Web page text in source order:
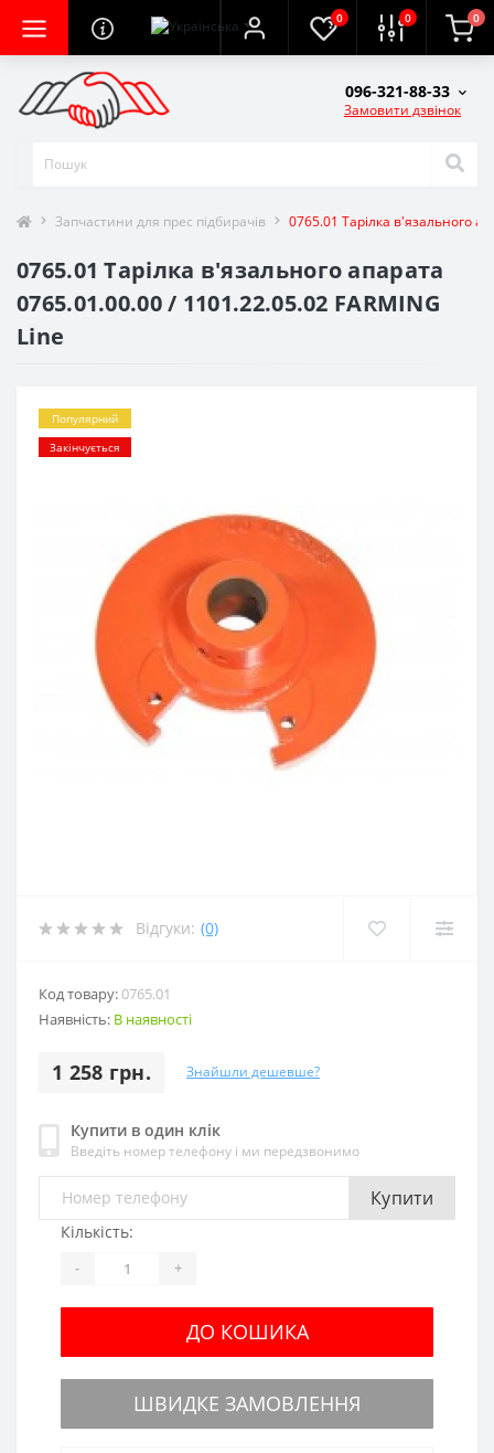
0 0 0
096-321-88-33
Замовити дзвінок
Запчастини для прес підбирачів 0765.01 Тарілка в'язального
0765.01 Тарілка в'язального апарата
0765.01.00.00 / 1101.22.05.02 FARMING
Line
Популярний
Закінчується
Відгуки: (0)
Код товару:0765.01
Наявність: В наявності
1 258 грн. Знайшли дешевше?
Купити в один клік
Введіть номер телефону і ми передзвонимо
Купити
Кількість:
- +
ДО КОШИКА
ШВИДКЕ ЗАМОВЛЕННЯ